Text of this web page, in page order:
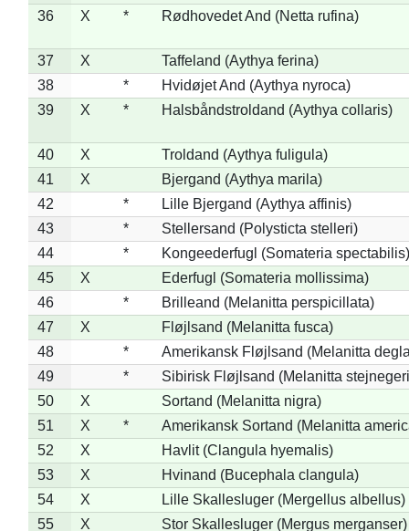
36
X * Rødhovedet And (Netta rufina)
37 X
Taffeland (Aythya ferina)
38
*
Hvidøjet And (Aythya nyroca)
39
X * Halsbåndstroldand (Aythya collaris)
40 X
Troldand (Aythya fuligula)
41
X
Bjergand (Aythya marila)
42
*
Lille Bjergand (Aythya affinis)
43
*
Stellersand (Polysticta stelleri)
44
*
Kongeederfugl (Somateria spectabilis)
45
X
Ederfugl (Somateria mollissima)
46
*
Brilleand (Melanitta perspicillata)
47
X
Fløjlsand (Melanitta fusca)
48
*
Amerikansk Fløjlsand (Melanitta
49
*
Sibirisk Fløjlsand (Melanitta
50
X
Sortand (Melanitta nigra)
51
X *
Amerikansk Sortand (Melanitta
52
X
Havlit (Clangula hyemalis)
53
X
Hvinand (Bucephala clangula)
54
X
Lille Skallesluger (Mergellus albellus)
55
X
Stor Skallesluger (Mergus merganser)